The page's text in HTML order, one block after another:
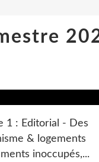
1 : Editorial - Des
& logements
inoccupés,...